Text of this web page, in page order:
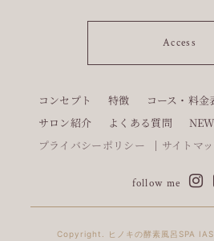
Access
コンセプト 特徴 コース・料金
サロン紹介
よくある質問
プライバシーポリシー
サイトマ
follow me
Copyright. ヒノキの酵素風呂SPA